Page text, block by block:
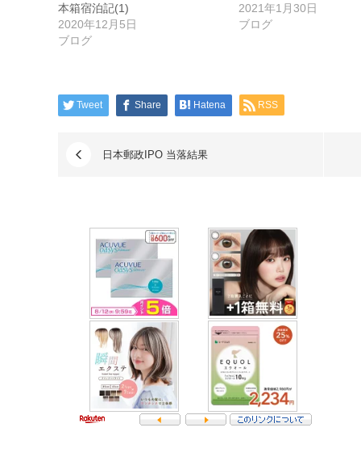
本箱宿泊記(1)
2020年12月5日
ブログ
2021年1月30日
ブログ
Tweet Share Hatena RSS
日本郵政IPO 当落結果